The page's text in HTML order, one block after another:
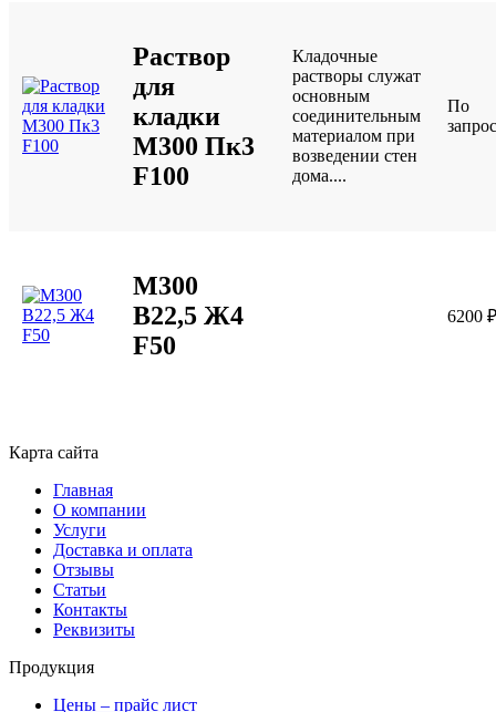
Раствор
для
кладки
М300 Пк3
F100
Кладочные
растворы служат
основным
соединительным
материалом при
возведении стен
дома....
По
М300
B22,5 Ж4
F50
6200 ₽
Карта сайта
Главная
О компании
Услуги
Доставка и оплата
Отзывы
Статьи
Контакты
Реквизиты
Продукция
Цены – прайс лист